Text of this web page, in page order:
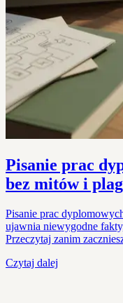
Pisanie prac
bez mitów i
Pisanie prac
ujawnia niewygodne
Przeczytaj zanim
Czytaj dalej